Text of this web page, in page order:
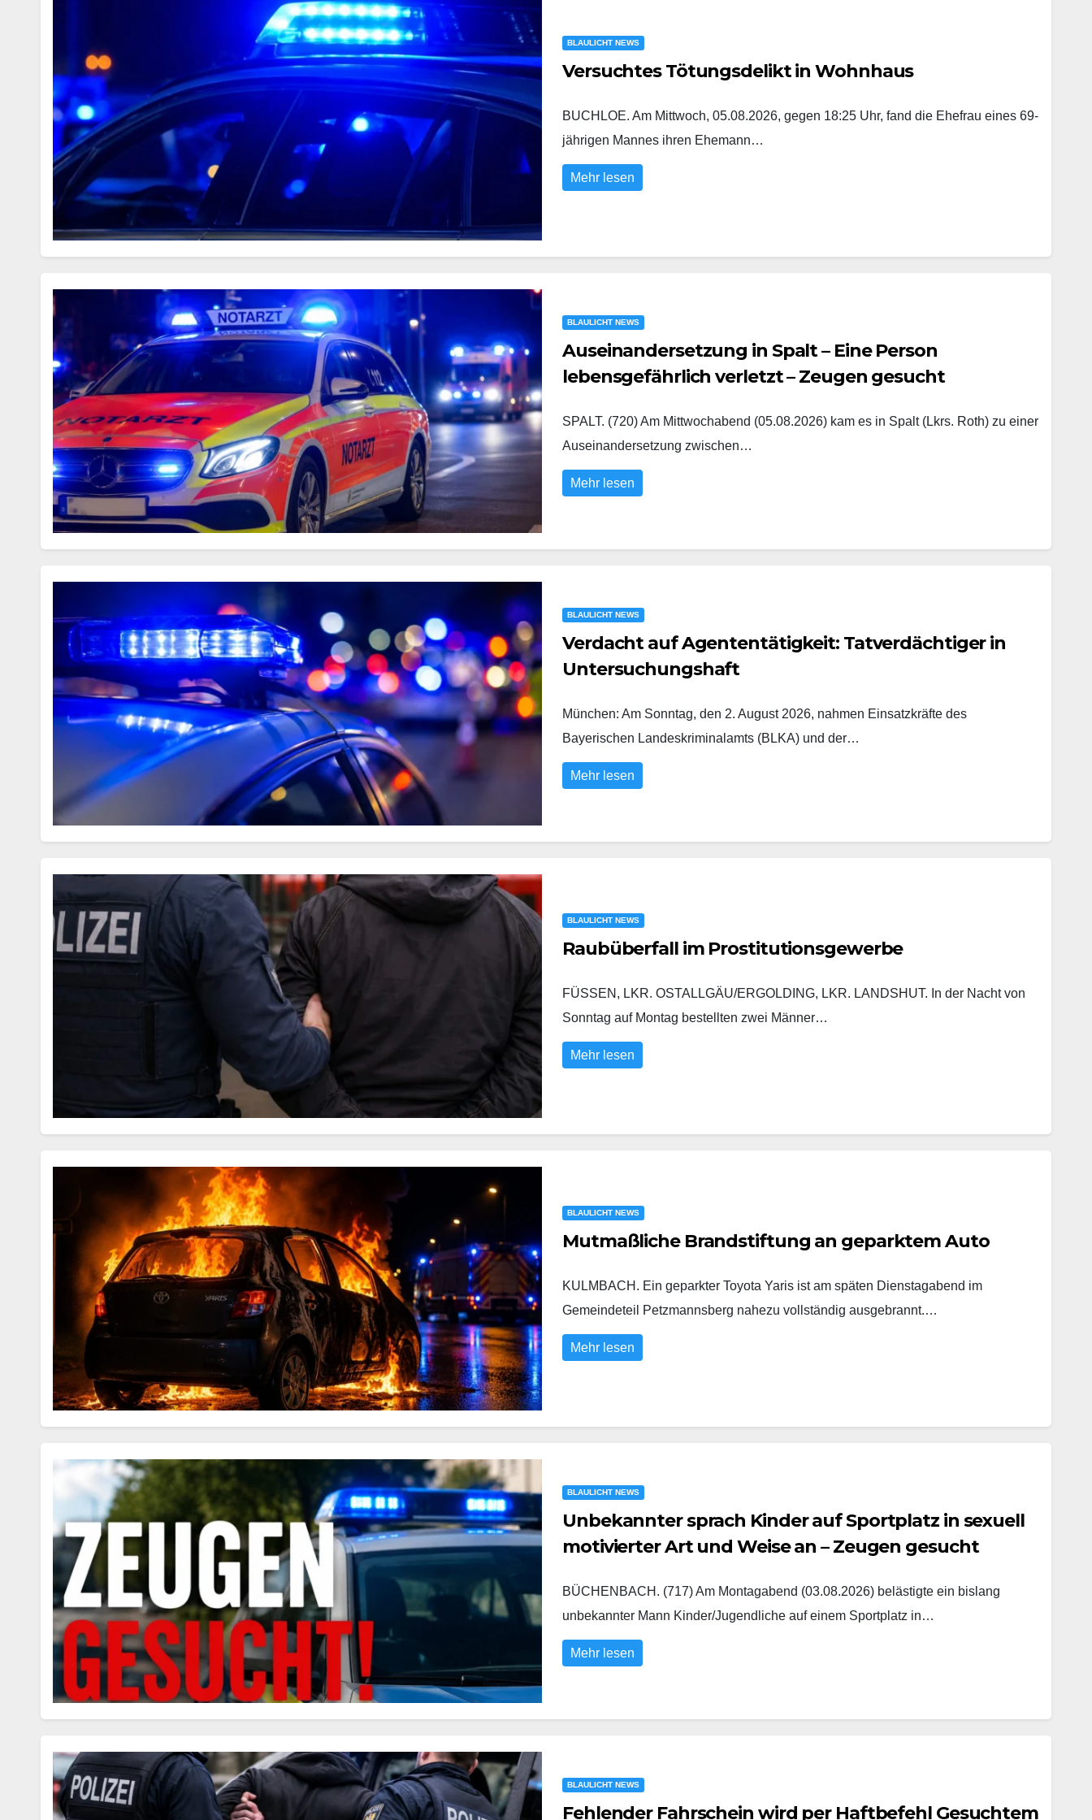
BLAULICHT NEWS
Versuchtes Tötungsdelikt in Wohnhaus
BUCHLOE. Am Mittwoch, 05.08.2026, gegen 18:25 Uhr, fand die Ehefrau eines 69-
jährigen Mannes ihren Ehemann…
Mehr lesen
BLAULICHT NEWS
Auseinandersetzung in Spalt – Eine Person
lebensgefährlich verletzt – Zeugen gesucht
SPALT. (720) Am Mittwochabend (05.08.2026) kam es in Spalt (Lkrs. Roth) zu einer
Auseinandersetzung zwischen…
Mehr lesen
BLAULICHT NEWS
Verdacht auf Agententätigkeit: Tatverdächtiger in
Untersuchungshaft
München: Am Sonntag, den 2. August 2026, nahmen Einsatzkräfte des
Bayerischen Landeskriminalamts (BLKA) und der…
Mehr lesen
BLAULICHT NEWS
Raubüberfall im Prostitutionsgewerbe
FÜSSEN, LKR. OSTALLGÄU/ERGOLDING, LKR. LANDSHUT. In der Nacht von
Sonntag auf Montag bestellten zwei Männer…
Mehr lesen
BLAULICHT NEWS
Mutmaßliche Brandstiftung an geparktem Auto
KULMBACH. Ein geparkter Toyota Yaris ist am späten Dienstagabend im
Gemeindeteil Petzmannsberg nahezu vollständig ausgebrannt.…
Mehr lesen
BLAULICHT NEWS
Unbekannter sprach Kinder auf Sportplatz in sexuell
motivierter Art und Weise an – Zeugen gesucht
BÜCHENBACH. (717) Am Montagabend (03.08.2026) belästigte ein bislang
unbekannter Mann Kinder/Jugendliche auf einem Sportplatz in…
Mehr lesen
BLAULICHT NEWS
Fehlender Fahrschein wird per Haftbefehl Gesuchtem